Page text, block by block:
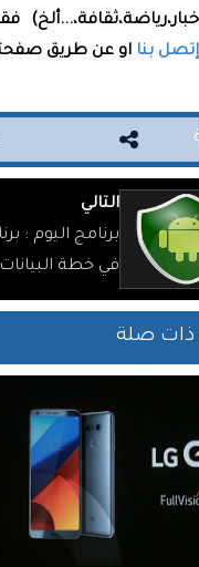
إتصل بنا او عن طريق
التالي
في خطة البيانات
ذات صلة